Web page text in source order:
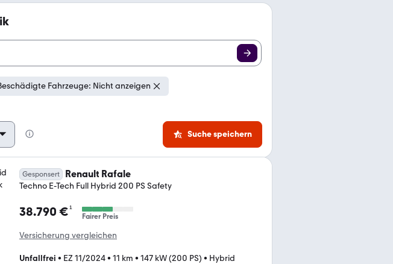
Fahrzeuge: Nicht anzeigen
Suche speichern
Gesponsert Renault Rafale
Techno E-Tech Full Hybrid 200 PS Safety
38.790 €¹
Fairer Preis
Versicherung vergleichen
Unfallfrei • EZ 11/2024• 11 km • 147 kW (200 PS) • Hybrid